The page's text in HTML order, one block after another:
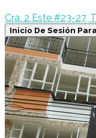
Cra. 2 Este #23-27,
Inicio De Sesión